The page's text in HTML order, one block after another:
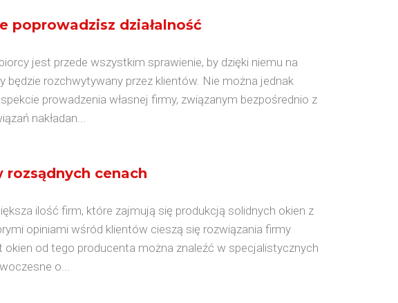
poprowadzisz działalność
jest przede wszystkim sprawienie, by dzięki niemu na
będzie rozchwytywany przez klientów. Nie można jednak
prowadzenia własnej firmy, związanym bezpośrednio z
nakładan...
cenach
ilość firm, które zajmują się produkcją solidnych okien z
opiniami wśród klientów cieszą się rozwiązania firmy
okien od tego producenta można znaleźć w specjalistycznych
o...